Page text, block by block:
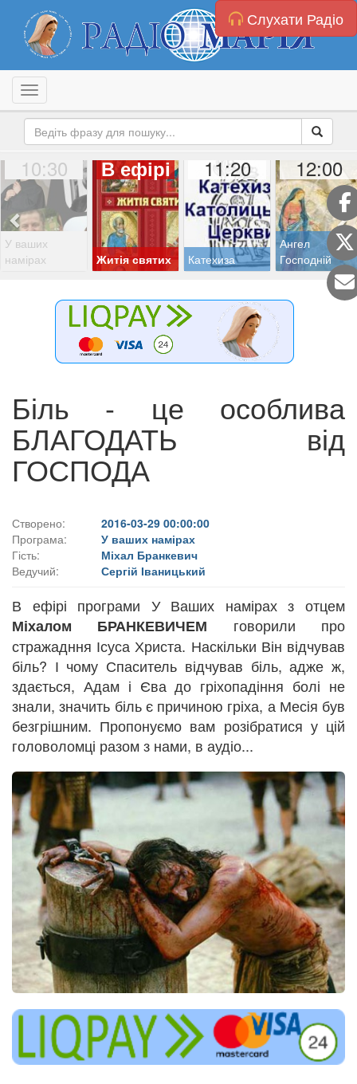
Слухати Радіо
Toggle navigation
10:30
У ваших
намірах
В ефірі
Житія святих
11:20
Катехиза
12:00
Ангел
Господній
Біль - це особлива
БЛАГОДАТЬ від
ГОСПОДА
Створено:
2016-03-29 00:00:00
Програма:
У ваших намірах
Гість:
Міхал Бранкевич
Ведучий:
Сергій Іваницький
В ефірі програми У Ваших намірах з отцем
Міхалом БРАНКЕВИЧЕМ говорили про
стражадння Ісуса Христа. Наскільки Він відчував
біль? І чому Спаситель відчував біль, адже ж,
здається, Адам і Єва до гріхопадіння болі не
знали, значить біль є причиною гріха, а Месія був
безгрішним. Пропонуємо вам розібратися у цій
головоломці разом з нами, в аудіо...